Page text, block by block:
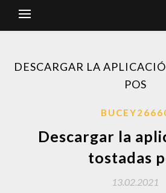
DESCARGAR LA
POS
Descargar la
tostadas
13.02.2021